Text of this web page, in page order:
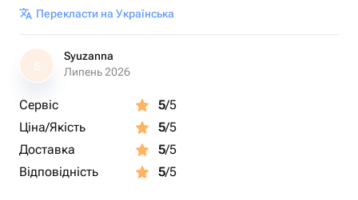
Перекласти на Українська
S
Syuzanna
Липень 2026
Сервіс 5/5
Ціна/Якість
5/5
Доставка
5/5
Відповідність
5/5